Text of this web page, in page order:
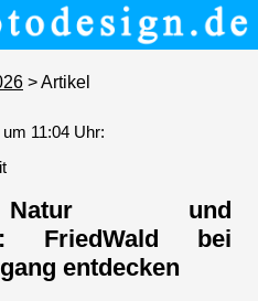
> Artikel
11:04 Uhr:
Natur und
FriedWald bei
entdecken